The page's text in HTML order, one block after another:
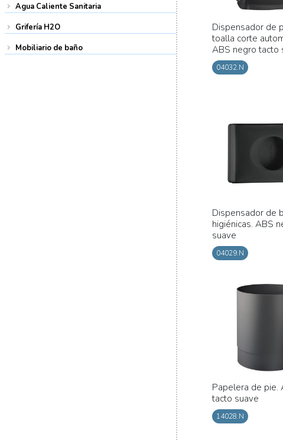
Agua Caliente Sanitaria
Grifería H2O
Mobiliario de baño
Dispensador de
toalla corte
ABS negro tacto
04032.N
Dispensador de
higiénicas. ABS
suave
04029.N
Papelera de pie.
tacto suave
14028.N